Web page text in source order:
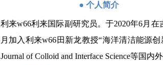
● 个人简介
利来w66利来国际副研究员。于2020年6月在
月加入利来w66田新龙教授“海洋清洁能源创
Journal of Colloid and Interface Science等国内